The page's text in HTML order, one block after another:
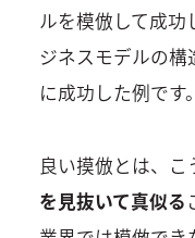
ルを模倣して成功
ジネスモデルの構
に成功した例です。
良い摸倣とは、こ
を見抜いて真似る